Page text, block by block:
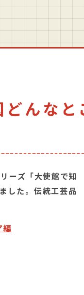
んなと
ーズ「大使館で知
した。伝統工芸品
編